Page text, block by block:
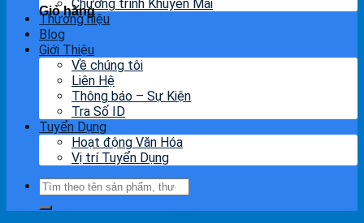
Giỏ hàngChương trình Khuyến Mãi
Thương hiệu
Blog
Giới Thiệu
Về chúng tôi
Liên Hệ
Thông báo – Sự Kiện
Tra Số ID
Tuyển Dụng
Hoạt động Văn Hóa
Vị trí Tuyển Dụng
Tìm
kiếm: